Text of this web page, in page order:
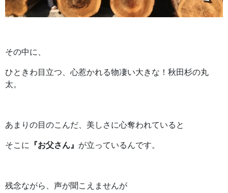
その中に、
ひときわ目立つ、心惹かれる物凄い大きな！秋田杉の丸
太。
あまりの目のこんだ、美しさに心奪われていると
そこに 『お父さん』 が立っているんです。
残念ながら、声が聞こえませんが